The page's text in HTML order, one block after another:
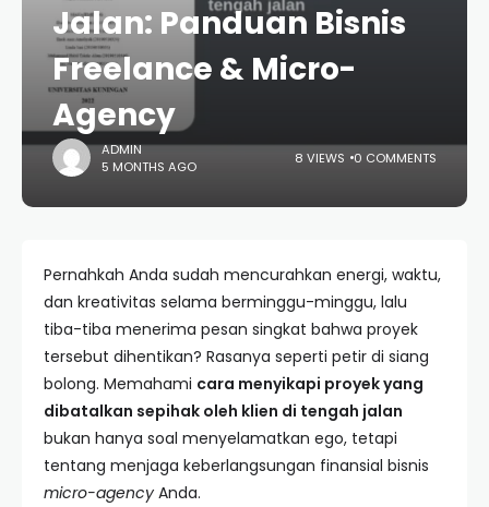
Jalan: Panduan Bisnis
Freelance & Micro-
Agency
ADMIN
5 MONTHS AGO
8 VIEWS 0 COMMENTS
Pernahkah Anda sudah mencurahkan energi, waktu,
dan kreativitas selama berminggu-minggu, lalu
tiba-tiba menerima pesan singkat bahwa proyek
tersebut dihentikan? Rasanya seperti petir di siang
bolong. Memahami cara menyikapi proyek yang
dibatalkan sepihak oleh klien di tengah jalan
bukan hanya soal menyelamatkan ego, tetapi
tentang menjaga keberlangsungan finansial bisnis
micro-agency Anda.